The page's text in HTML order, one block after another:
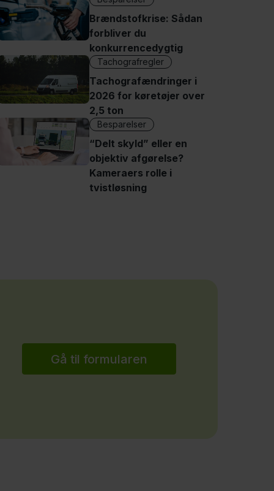
Brændstofkrise: Sådan
forbliver du
konkurrencedygtig
Tachografregler
Tachografændringer i
2026 for køretøjer over
2,5 ton
Besparelser
“Delt skyld” eller en
objektiv afgørelse?
Kameraers rolle i
tvistløsning
Gå til formularen